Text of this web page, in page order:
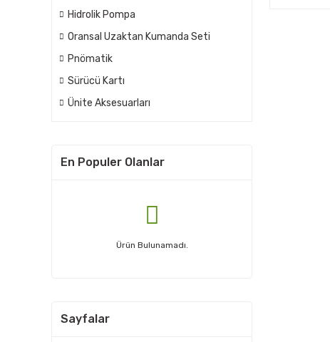
Hidrolik Pompa
Oransal Uzaktan Kumanda Seti
Pnömatik
Sürücü Kartı
Ünite Aksesuarları
En Populer Olanlar
Ürün Bulunamadı.
Sayfalar